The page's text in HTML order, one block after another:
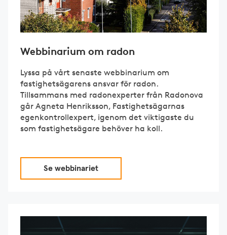
Webbinarium om radon
Lyssa på vårt senaste webbinarium om
fastighetsägarens ansvar för radon.
Tillsammans med radonexperter från Radonova
går Agneta Henriksson, Fastighetsägarnas
egenkontrollexpert, igenom det viktigaste du
som fastighetsägare behöver ha koll.
Se webbinariet